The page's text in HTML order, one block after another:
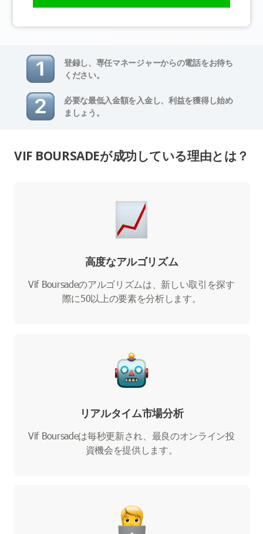
登録し、専任マネージャーからの電話をお待ち
ください。
必要な最低入金額を入金し、利益を獲得し始め
ましょう。
VIF BOURSADEが成功している理由とは？
高度なアルゴリズム
Vif Boursadeのアルゴリズムは、新しい取引を探す
際に50以上の要素を分析します。
リアルタイム市場分析
Vif Boursadeは毎秒更新され、最良のオンライン投
資機会を提供します。